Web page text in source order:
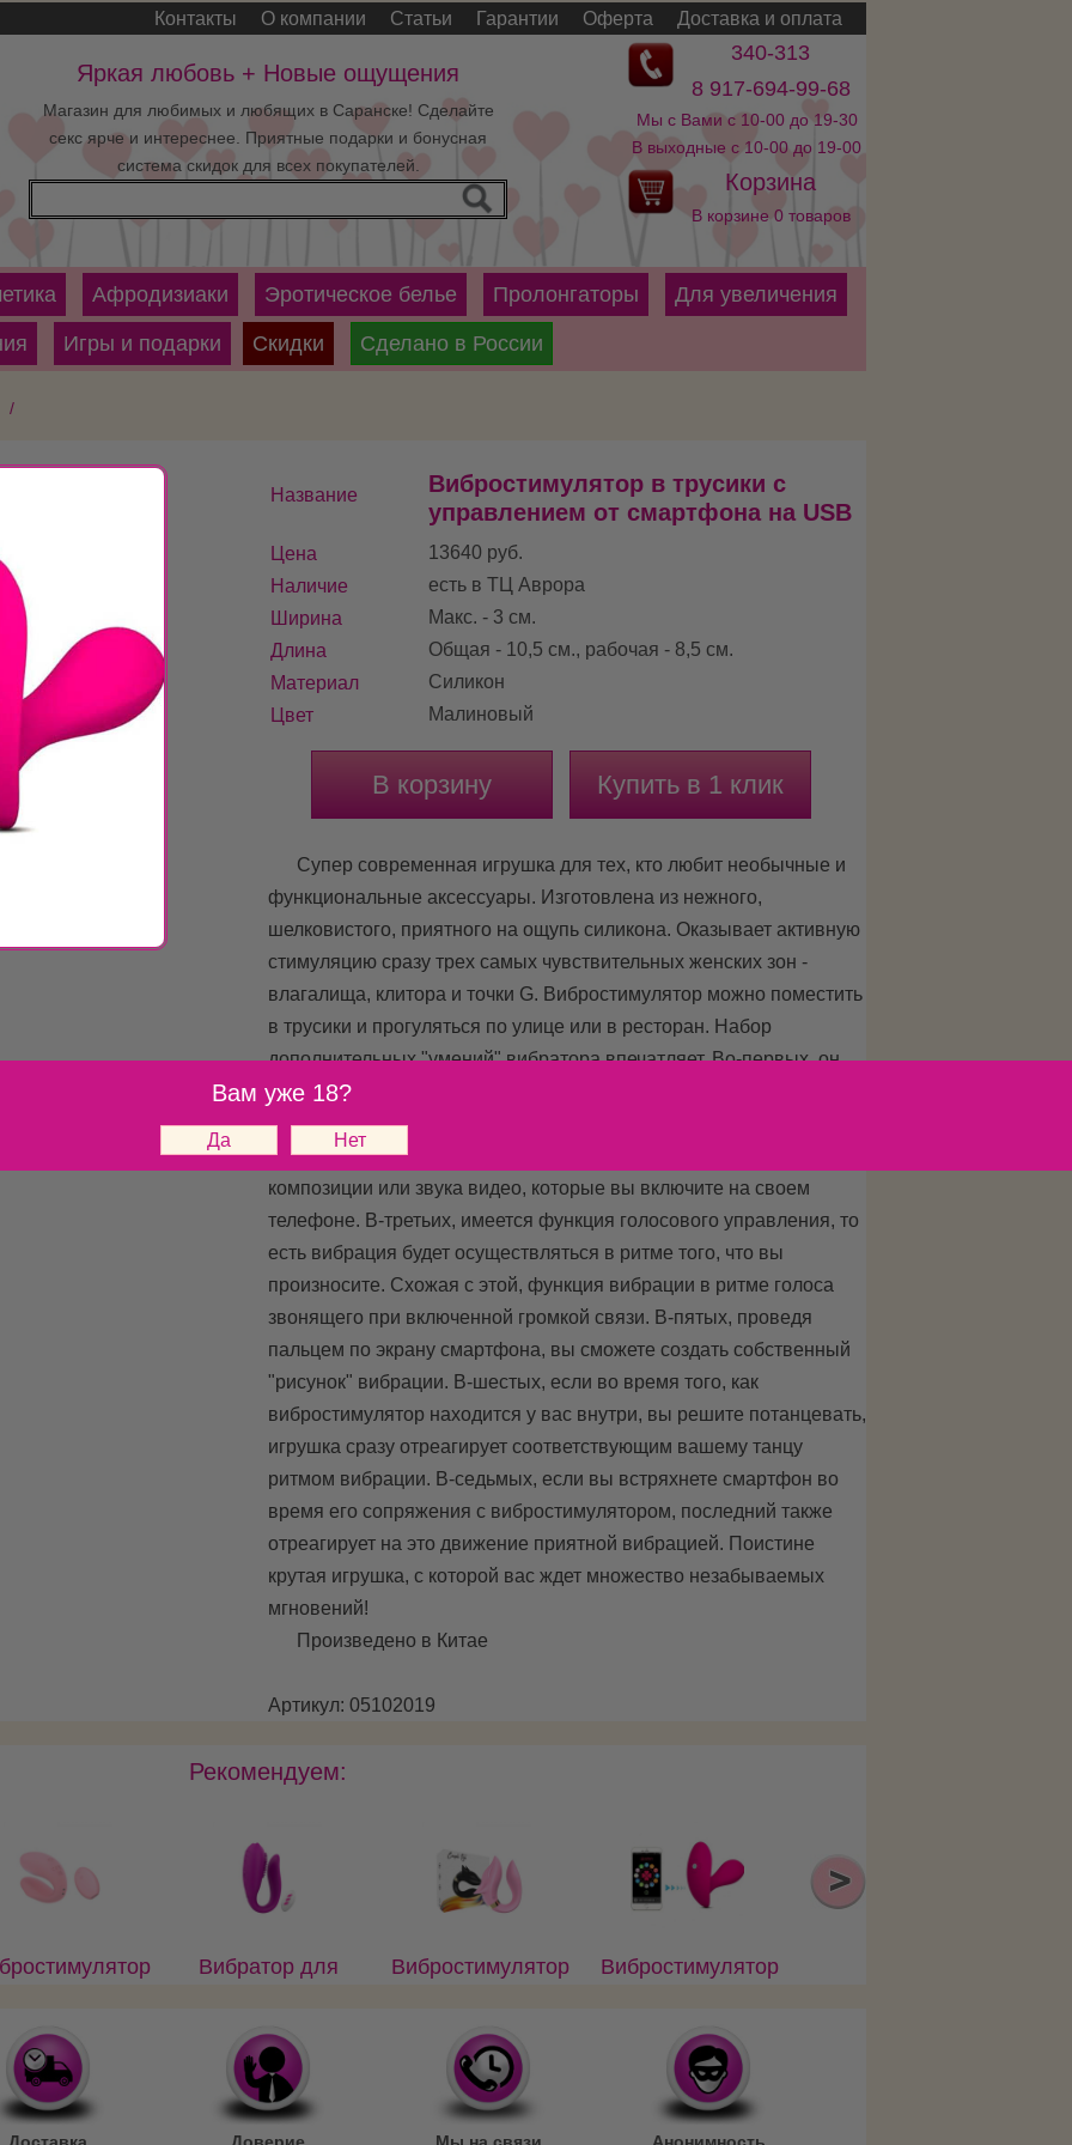
Доставка и оплата
Оферта
Гарантии
Статьи
О компании
Контакты
340-313
8 917-694-99-68
Мы с Вами с 10-00 до 19-30
В выходные с 10-00 до 19-00
Корзина
В корзине 0 товаров
Яркая любовь + Новые ощущения
Магазин для любимых и любящих в Саранске! Сделайте
секс ярче и интереснее. Приятные подарки и бонусная
система скидок для всех покупателей.
Афродизиаки Эротическое белье Пролонгаторы Для увеличения
Игры и подарки Скидки Сделано в России
/
Название
Вибростимулятор в трусики с
управлением от смартфона на USB
Цена
13640 pуб.
Наличие
есть в ТЦ Аврора
Ширина
Макс. - 3 см.
Длина
Общая - 10,5 см., рабочая - 8,5 см.
Материал
Силикон
Цвет
Малиновый
В корзину Купить в 1 клик
Супер современная игрушка для тех, кто любит необычные и
функциональные аксессуары. Изготовлена из нежного,
шелковистого, приятного на ощупь силикона. Оказывает активную
стимуляцию сразу трех самых чувствительных женских зон -
влагалища, клитора и точки G. Вибростимулятор можно поместить
в трусики и прогуляться по улице или в ресторан. Набор
дополнительных "умений" вибратора впечатляет. Во-первых, он
имеет 16 режимов вибрации и пульсации, которыми можно
управлять со смартфона, а также комбинировать их друг с другом.
Во-вторых, игрушка может вибрировать в ритме вашей любимой
композиции или звука видео, которые вы включите на своем
телефоне. В-третьих, имеется функция голосового управления, то
есть вибрация будет осуществляться в ритме того, что вы
произносите. Схожая с этой, функция вибрации в ритме голоса
звонящего при включенной громкой связи. В-пятых, проведя
пальцем по экрану смартфона, вы сможете создать собственный
"рисунок" вибрации. В-шестых, если во время того, как
вибростимулятор находится у вас внутри, вы решите потанцевать,
игрушка сразу отреагирует соответствующим вашему танцу
ритмом вибрации. В-седьмых, если вы встряхнете смартфон во
время его сопряжения с вибростимулятором, последний также
отреагирует на это движение приятной вибрацией. Поистине
крутая игрушка, с которой вас ждет множество незабываемых
мгновений!
Произведено в Китае
Артикул: 05102019
Рекомендуем:
зарядка
Вибратор для
зарядка
Вибростимулятор
у и USB-зарядка
Вибростимулятор
смартфона на
USB
Вам уже 18?